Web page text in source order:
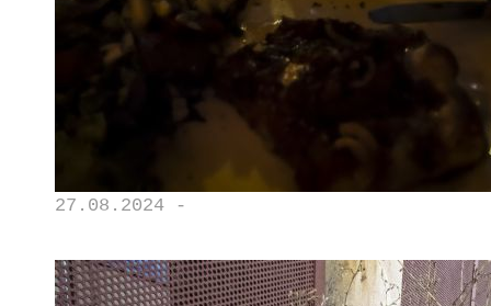
27.08.2024 -